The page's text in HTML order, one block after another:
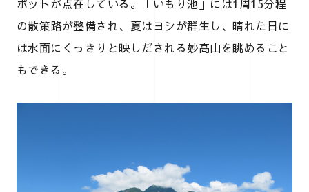
ポットが点在している。「いもり池」には1周15分程
の散策路が整備され、夏はヨシが群生し、晴れた日に
は水面にくっきりと映しだされる妙高山を眺めること
もできる。